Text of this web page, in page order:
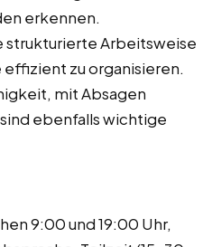
erkennen.
strukturierte Arbeitsweise
zu organisieren.
mit Absagen
ebenfalls wichtige
9:00 und 19:00 Uhr,